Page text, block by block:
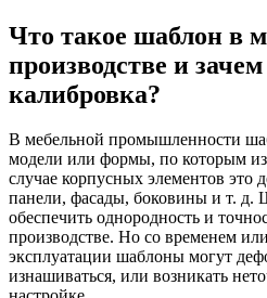
Что такое шаблон в
производстве и
калибровка?
В мебельной промышленности
модели или формы, по которым
случае корпусных элементов это
панели, фасады, боковины и т. д.
обеспечить однородность и
производстве. Но со временем
эксплуатации шаблоны могут
изнашиваться, или возникать